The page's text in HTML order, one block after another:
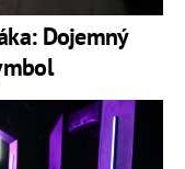
Dojemný